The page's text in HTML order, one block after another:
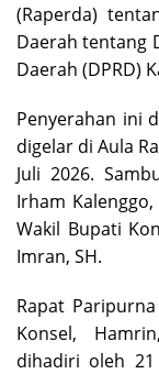
(Raperda)
Daerah tentang
Daerah (DPRD)
Penyerahan ini
digelar di Aula
Juli 2026.
Irham Kalenggo,
Wakil Bupati
Imran, SH.
Rapat
Konsel,
dihadiri oleh